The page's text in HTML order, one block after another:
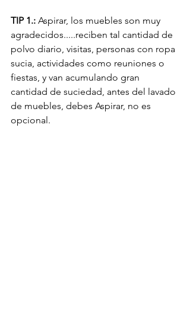
TIP 1.: Aspirar, los muebles son muy
agradecidos.....reciben tal cantidad de
polvo diario, visitas, personas con ropa
sucia, actividades como reuniones o
fiestas, y van acumulando gran
cantidad de suciedad, antes del lavado
de muebles, debes Aspirar, no es
opcional.